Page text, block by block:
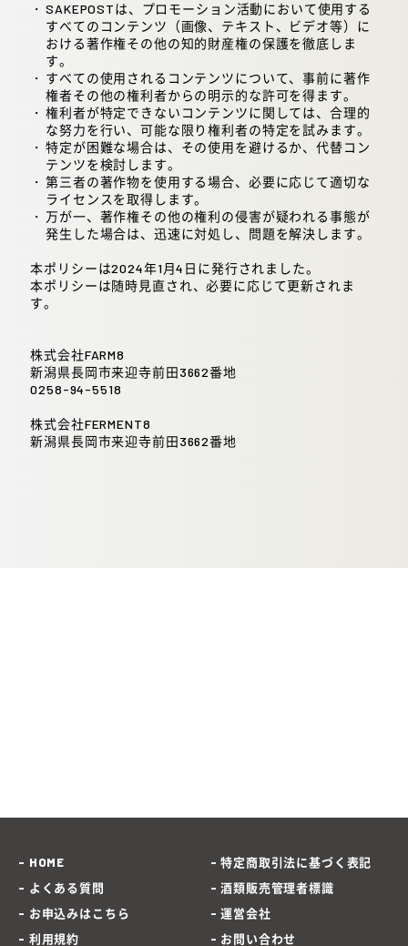
SAKEPOSTは、プロモーション活動において使用する
すべてのコンテンツ（画像、テキスト、ビデオ等）に
おける著作権その他の知的財産権の保護を徹底しま
す。
すべての使用されるコンテンツについて、事前に著作
権者その他の権利者からの明示的な許可を得ます。
権利者が特定できないコンテンツに関しては、合理的
な努力を行い、可能な限り権利者の特定を試みます。
特定が困難な場合は、その使用を避けるか、代替コン
テンツを検討します。
第三者の著作物を使用する場合、必要に応じて適切な
ライセンスを取得します。
万が一、著作権その他の権利の侵害が疑われる事態が
発生した場合は、迅速に対処し、問題を解決します。
本ポリシーは2024年1月4日に発行されました。
本ポリシーは随時見直され、必要に応じて更新されま
す。
株式会社FARM8
新潟県長岡市来迎寺前田3662番地
0258-94-5518
株式会社FERMENT8
新潟県長岡市来迎寺前田3662番地
HOME
よくある質問
お申込みはこちら
利用規約
特定商取引法に基づく表記
酒類販売管理者標識
運営会社
お問い合わせ